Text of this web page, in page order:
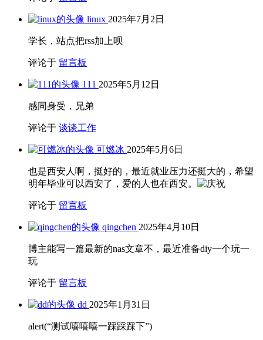
linux 2025年7月2日
学长，站点把rss加上呗
评论于 留言板
111 2025年5月12日
感同身受，兄弟
评论于 谈谈工作
可燃冰 2025年5月6日
也是西安人啊，挺好的，最近就业压力还挺大的，希望
明年毕业可以西安了，爱的人也在西安。
评论于 留言板
qingchen 2025年4月10日
博主能写一篇最新的nas文章不，最近准备diy一个玩一
玩
评论于 留言板
dd 2025年1月31日
alert(“测试嘻嘻嘻一踩踩踩下”)